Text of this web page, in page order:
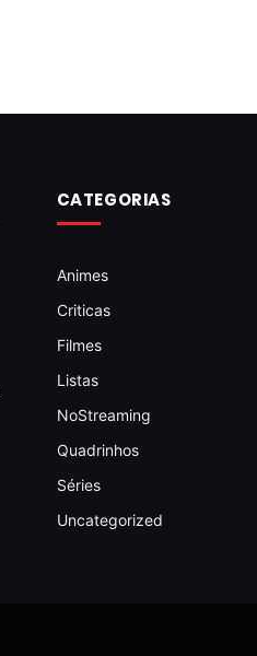
CATEGORIAS
Animes
Criticas
Filmes
Listas
NoStreaming
Quadrinhos
Séries
Uncategorized